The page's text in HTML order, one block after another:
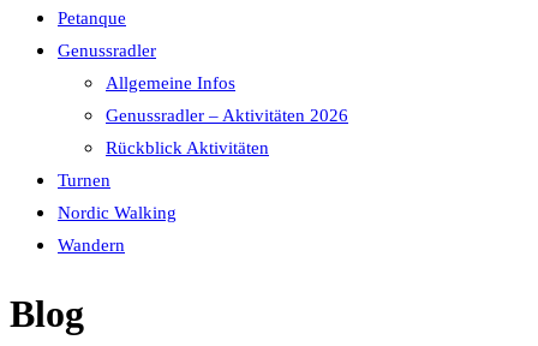
Petanque
Genussradler
Allgemeine Infos
Genussradler – Aktivitäten 2026
Rückblick Aktivitäten
Turnen
Nordic Walking
Wandern
Blog